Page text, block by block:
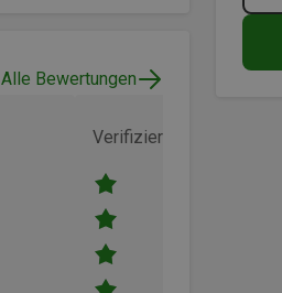
Alle Bewertungen
Verifizierter Kauf